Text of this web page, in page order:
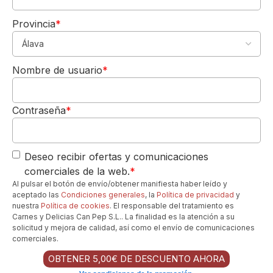
cualidades frescas y jugosas.
Momento Perfecto:Este Mullineux Kloof
Street Old Vine Chenin Blanc es perfecto
para un aperitivo de verano, una comida
informal con amigos o para disfrutar de una
relajación y al disfrute. Es un vino accesible
y versátil que siempre es un acierto.
Can Pep Gourmet Offline
¿Necesita ayuda?. Hablenos
por Whatsapp
Horario de L a V de 8h a 19h
Los favoritos de nuestros clientes...
ull
in
5,00€
DE REGALO
Para tu 1º pedido
Los quiero-->
Provincia*
Nombre de usuario*
Contraseña*
Deseo recibir ofertas y comunicaciones
comerciales de la web.*
Al pulsar el botón de envío/obtener manifiesta haber leído y
aceptado las Condiciones generales, la Política de privacidad y
nuestra Política de cookies. El responsable del tratamiento es
Carnes y Delicias Can Pep S.L.. La finalidad es la atención a su
solicitud y mejora de calidad, así como el envío de comunicaciones
comerciales.
OBTENER 5,00€ DE DESCUENTO AHORA